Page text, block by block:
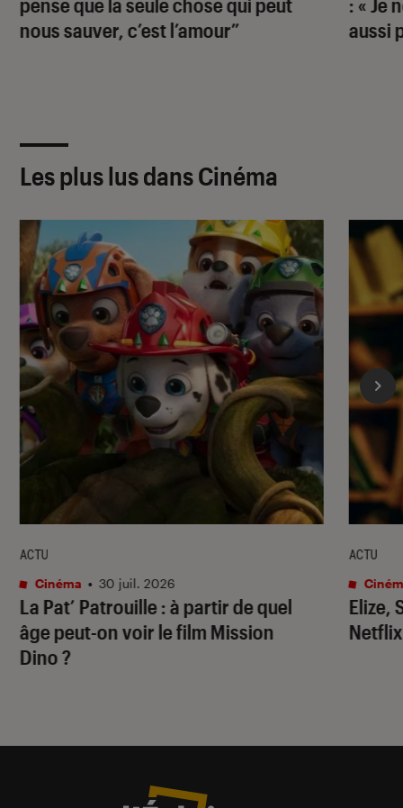
pense que la seule chose qui peut
nous sauver, c’est l’amour”
: « Je
aussi
Les plus lus dans Cinéma
La Pat’ Patrouille: à partir de quel
âge peut-on voir le film Mission
Dino?
ACTU
Cinéma • 30 juil. 2026
Elize,
ACTU